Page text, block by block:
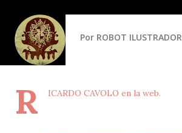
Por ROBOT ILUSTRADOR
R ICARDO CAVOLO en la web.